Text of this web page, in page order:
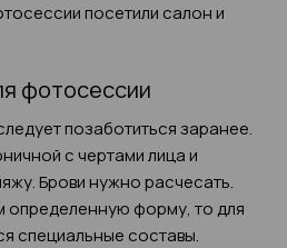
посетили салон и
фотосессии
позаботиться заранее.
с чертами лица и
Брови нужно расчесать.
определенную форму, то для
специальные составы.